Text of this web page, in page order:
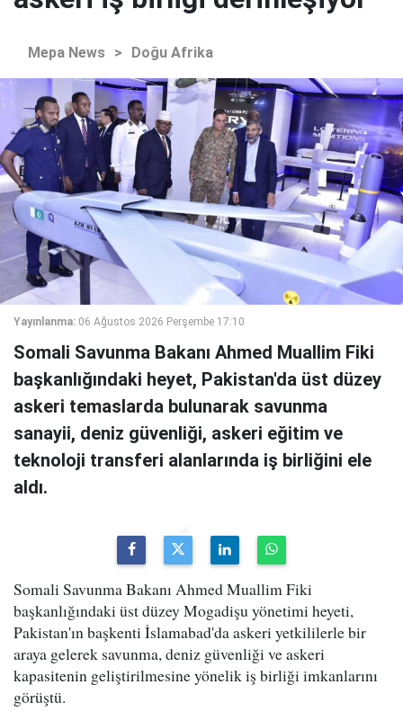
Mepa News > Doğu Afrika
Yayınlanma: 06 Ağustos 2026 Perşembe 17:10
Somali Savunma Bakanı Ahmed Muallim Fiki
başkanlığındaki heyet, Pakistan'da üst düzey
askeri temaslarda bulunarak savunma
sanayii, deniz güvenliği, askeri eğitim ve
teknoloji transferi alanlarında iş birliğini ele
aldı.
Somali Savunma Bakanı Ahmed Muallim Fiki
başkanlığındaki üst düzey Mogadişu yönetimi heyeti,
Pakistan'ın başkenti İslamabad'da askeri yetkililerle bir
araya gelerek savunma, deniz güvenliği ve askeri
kapasitenin geliştirilmesine yönelik iş birliği imkanlarını
görüştü.